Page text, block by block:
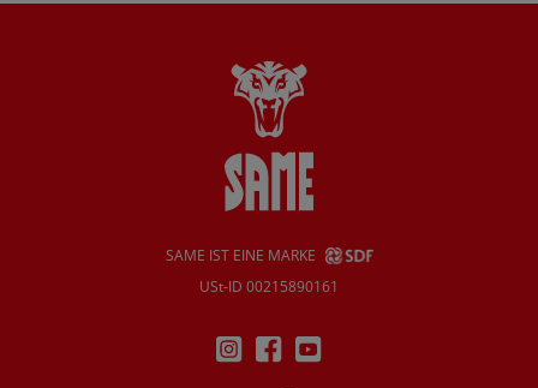
SAME IST EINE MARKE
USt-ID 00215890161